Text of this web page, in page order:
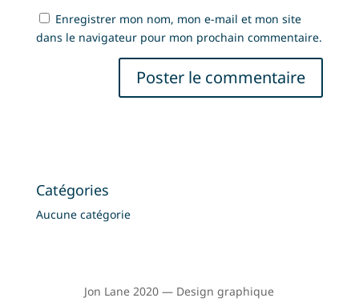
Enregistrer mon nom, mon e-mail et mon site
dans le navigateur pour mon prochain commentaire.
Catégories
Aucune catégorie
Jon Lane 2020 — Design graphique